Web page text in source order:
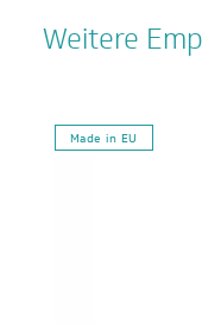
Weitere
Made in EU